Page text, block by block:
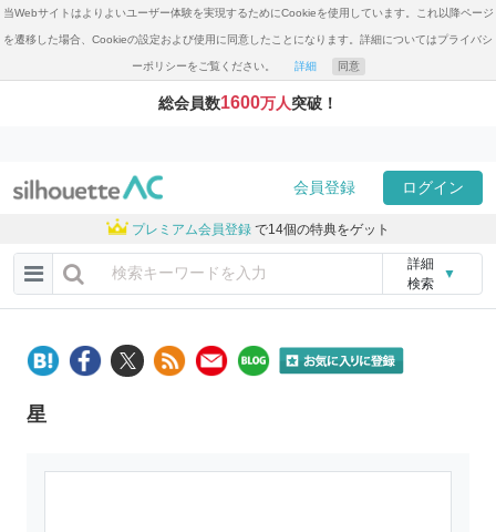
当Webサイトはよりよいユーザー体験を実現するためにCookieを使用しています。これ以降ページ
を遷移した場合、Cookieの設定および使用に同意したことになります。詳細についてはプライバシ
ーポリシーをご覧ください。 詳細 同意
総会員数1600万人突破！
会員登録 ログイン
プレミアム会員登録 で14個の特典をゲット
詳細
検索
▼
星